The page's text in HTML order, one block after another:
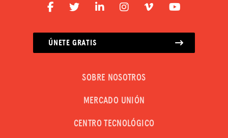
ÚNETE GRATIS
SOBRE NOSOTROS
MERCADO UNIÓN
CENTRO TECNOLÓGICO